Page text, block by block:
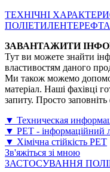
ТЕХНІЧНІ
ЗАВАНТАЖИТИ
Тут ви можете знайти
властивостям даного
Ми також можемо
матеріал. Наші фахівці
запиту. Просто
▼ Техническая
▼ PET - інформаційний
▼ Хімічна стійкість PET
Зв'яжіться зі мною
ЗАСТОСУВАННЯ